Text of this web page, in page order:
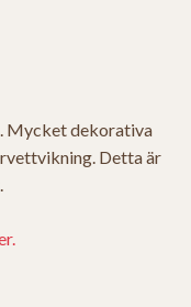
Mycket dekorativa
Detta är